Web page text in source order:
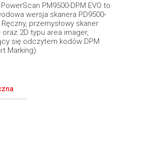
PM9500-DPM EVO to
wersja skanera PD9500-
Ręczny, przemysłowy skaner
oraz 2D typu area imager,
się odczytem kodów DPM
Marking).